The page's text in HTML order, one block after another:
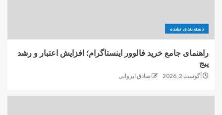
دسته‌بندی نشده
راهنمای جامع خرید فالوور اینستاگرام؛ افزایش اعتبار و رشد
پیج
آگوست 2, 2026 صادق ایروانی